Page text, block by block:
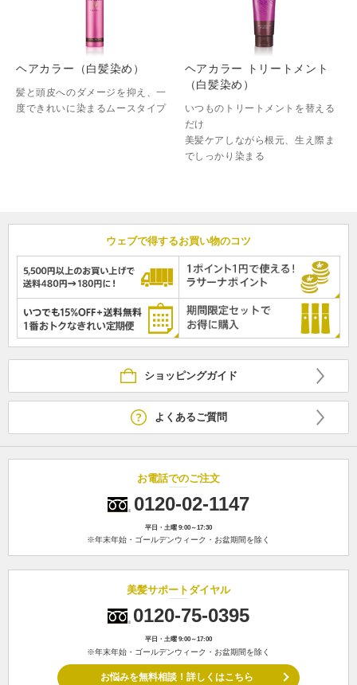
ヘアカラー（白髪染め）
髪と頭皮へのダメージを抑え、一
度できれいに染まるムースタイプ
ヘアカラー トリートメント
（白髪染め）
いつものトリートメントを替える
だけ
美髪ケアしながら根元、生え際ま
でしっかり染まる
ウェブで得するお買い物のコツ
ショッピングガイド
よくあるご質問
お電話でのご注文
0120-02-1147
平日・土曜 9:00～17:30
※年末年始・ゴールデンウィーク・お盆期間を除く
美髪サポートダイヤル
0120-75-0395
平日・土曜 9:00～17:00
※年末年始・ゴールデンウィーク・お盆期間を除く
お悩みを無料相談！詳しくはこちら